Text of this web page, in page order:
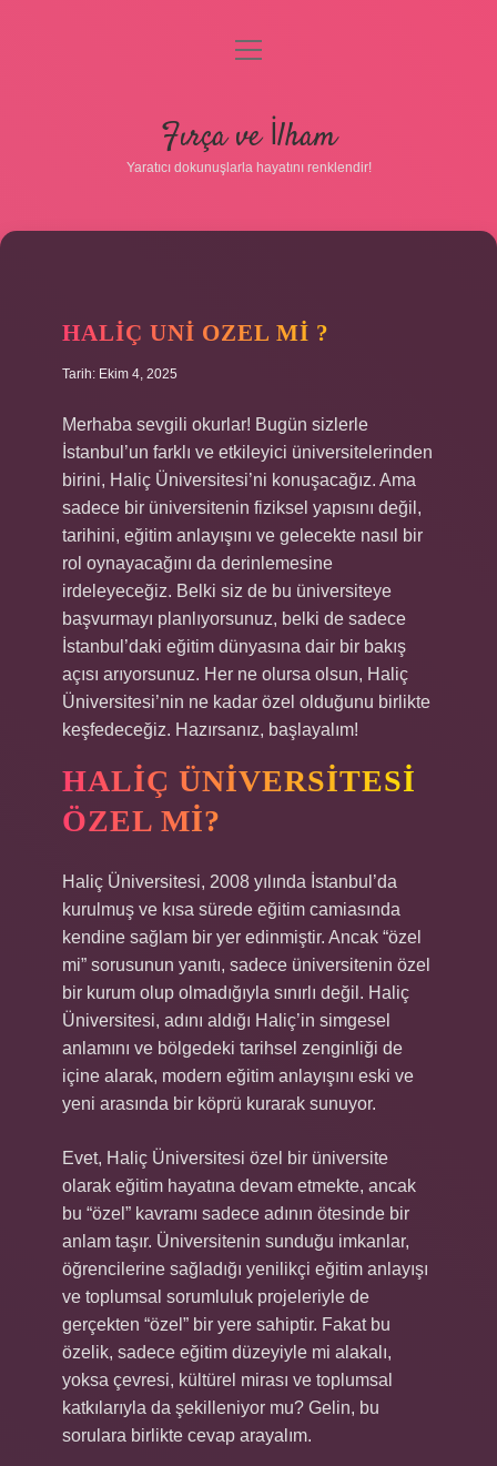
Gizlilik Politikası
Hakkımızda
menüyü
Fırça ve İlham
Yaratıcı dokunuşlarla hayatını renklendir!
HALIÇ UNI OZEL MI ?
Tarih: Ekim 4, 2025
Merhaba sevgili okurlar! Bugün sizlerle
İstanbul’un farklı ve etkileyici üniversitelerinden
birini, Haliç Üniversitesi’ni konuşacağız. Ama
sadece bir üniversitenin fiziksel yapısını değil,
tarihini, eğitim anlayışını ve gelecekte nasıl bir
rol oynayacağını da derinlemesine
irdeleyeceğiz. Belki siz de bu üniversiteye
başvurmayı planlıyorsunuz, belki de sadece
İstanbul’daki eğitim dünyasına dair bir bakış
açısı arıyorsunuz. Her ne olursa olsun, Haliç
Üniversitesi’nin ne kadar özel olduğunu birlikte
keşfedeceğiz. Hazırsanız, başlayalım!
HALIÇ ÜNIVERSITESI
ÖZEL MI?
Haliç Üniversitesi, 2008 yılında İstanbul’da
kurulmuş ve kısa sürede eğitim camiasında
kendine sağlam bir yer edinmiştir. Ancak “özel
mi” sorusunun yanıtı, sadece üniversitenin özel
bir kurum olup olmadığıyla sınırlı değil. Haliç
Üniversitesi, adını aldığı Haliç’in simgesel
anlamını ve bölgedeki tarihsel zenginliği de
içine alarak, modern eğitim anlayışını eski ve
yeni arasında bir köprü kurarak sunuyor.
Evet, Haliç Üniversitesi özel bir üniversite
olarak eğitim hayatına devam etmekte, ancak
bu “özel” kavramı sadece adının ötesinde bir
anlam taşır. Üniversitenin sunduğu imkanlar,
öğrencilerine sağladığı yenilikçi eğitim anlayışı
ve toplumsal sorumluluk projeleriyle de
gerçekten “özel” bir yere sahiptir. Fakat bu
özelik, sadece eğitim düzeyiyle mi alakalı,
yoksa çevresi, kültürel mirası ve toplumsal
katkılarıyla da şekilleniyor mu? Gelin, bu
sorulara birlikte cevap arayalım.